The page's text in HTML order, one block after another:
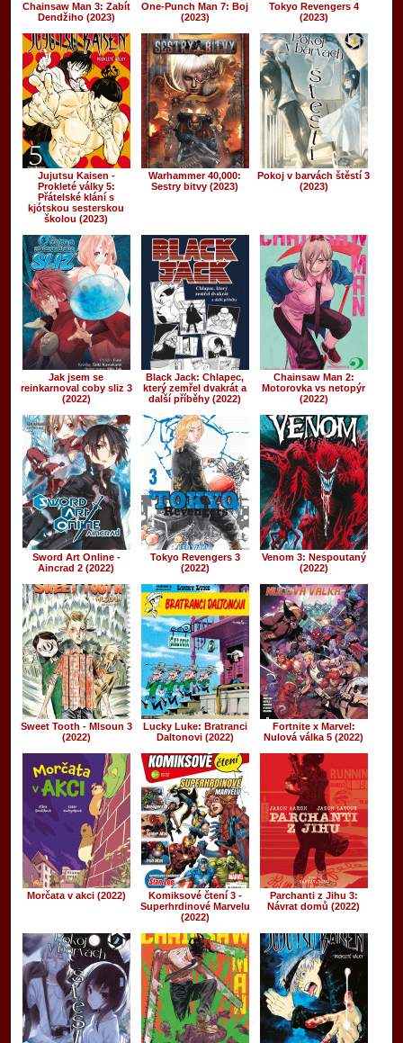
Chainsaw Man 3: Zabít
Dendžiho (2023)
One-Punch Man 7: Boj
(2023)
Tokyo Revengers 4
(2023)
Jujutsu Kaisen -
Prokleté války 5:
Přátelské klání s
kjótskou sesterskou
školou (2023)
Warhammer 40,000:
Sestry bitvy (2023)
Pokoj v barvách štěstí 3
(2023)
Jak jsem se
reinkarnoval coby sliz 3
(2022)
Black Jack: Chlapec,
který zemřel dvakrát a
další příběhy (2022)
Chainsaw Man 2:
Motorovka vs netopýr
(2022)
Sword Art Online -
Aincrad 2 (2022)
Tokyo Revengers 3
(2022)
Venom 3: Nespoutaný
(2022)
Sweet Tooth - Mlsoun 3
(2022)
Lucky Luke: Bratranci
Daltonovi (2022)
Fortnite x Marvel:
Nulová válka 5 (2022)
Morčata v akci (2022)
Komiksové čtení 3 -
Superhrdinové Marvelu
(2022)
Parchanti z Jihu 3:
Návrat domů (2022)